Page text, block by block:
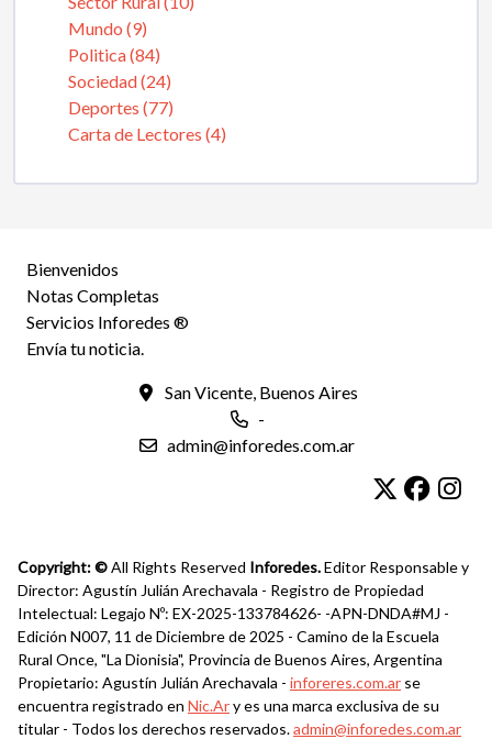
Mundo (9)
Politica (84)
Sociedad (24)
Deportes (77)
Carta de Lectores (4)
Bienvenidos
Notas Completas
Servicios Inforedes ®
Envía tu noticia.
San Vicente, Buenos Aires
-
admin@inforedes.com.ar
Copyright: ©All Rights Reserved Inforedes.Editor Responsable y
Director: Agustín Julián Arechavala - Registro de Propiedad
Intelectual: Legajo Nº: EX-2025-133784626- -APN-DNDA#MJ -
Edición N007, 11 de Diciembre de 2025 - Camino de la Escuela
Rural Once, "La Dionisia", Provincia de Buenos Aires, Argentina
Propietario: Agustín Julián Arechavala - inforeres.com.ar se
encuentra registrado en Nic.Ary es una marca exclusiva de su
titular - Todos los derechos reservados.admin@inforedes.com.ar